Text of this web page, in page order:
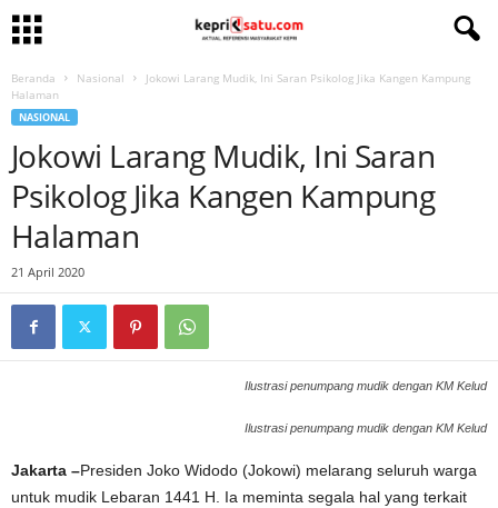
Beranda Nasional
Jokowi Larang Mudik, Ini Saran Psikolog Jika Kangen Kampung
Halaman
NASIONAL
Jokowi Larang Mudik, Ini Saran
Psikolog Jika Kangen Kampung
Halaman
21 April 2020
Ilustrasi penumpang mudik dengan KM Kelud
Ilustrasi penumpang mudik dengan KM Kelud
Jakarta –Presiden Joko Widodo (Jokowi) melarang seluruh warga
untuk mudik Lebaran 1441 H. Ia meminta segala hal yang terkait